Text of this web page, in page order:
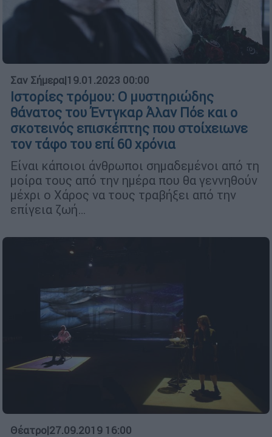
Σαν Σήμερα|19.01.2023 00:00
Ιστορίες τρόμου: Ο μυστηριώδης
θάνατος του Έντγκαρ Άλαν Πόε και ο
σκοτεινός επισκέπτης που στοίχειωνε
τον τάφο του επί 60 χρόνια
Είναι κάποιοι άνθρωποι σημαδεμένοι από τη
μοίρα τους από την ημέρα που θα γεννηθούν
μέχρι ο Χάρος να τους τραβήξει από την
επίγεια ζωή…
Θέατρο|27.09.2019 16:00